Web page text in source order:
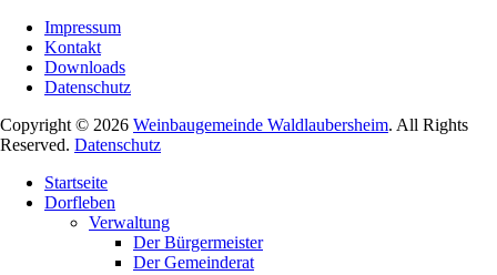
Impressum
Kontakt
Downloads
Datenschutz
Copyright © 2026 Weinbaugemeinde Waldlaubersheim. All Rights
Reserved. Datenschutz
oben
scrollen
Startseite
Dorfleben
Verwaltung
Der Bürgermeister
Der Gemeinderat